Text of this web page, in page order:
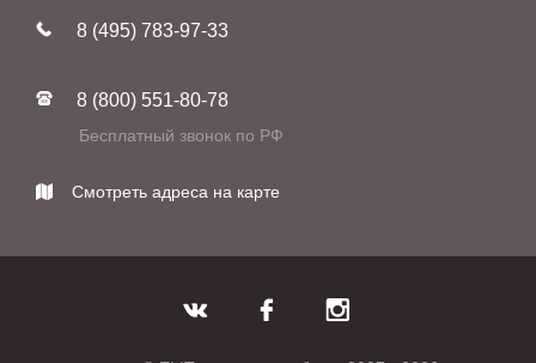
Фабрики
Реставрация
Контакты
8 (495) 783-97-33
8 (800) 551-80-78
Бесплатный звонок по РФ
Смотреть адреса на карте